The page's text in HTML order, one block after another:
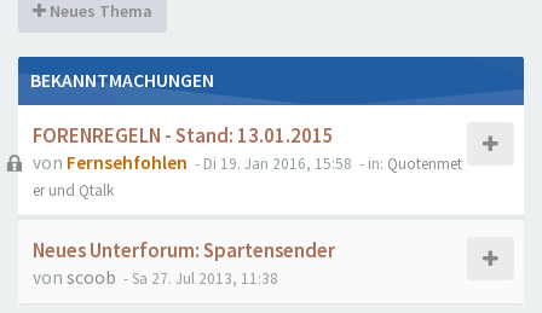
Neues Thema
BEKANNTMACHUNGEN
FORENREGELN - Stand: 13.01.2015
von Fernsehfohlen - Di 19. Jan 2016, 15:58 - in: Quotenmet
er und Qtalk
Neues Unterforum: Spartensender
von scoob - Sa 27. Jul 2013, 11:38